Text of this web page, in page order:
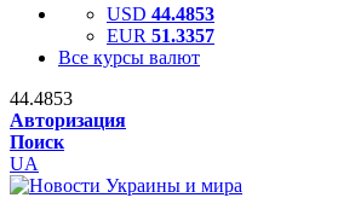
USD 44.4853
EUR 51.3357
Все курсы валют
44.4853
Авторизация
Поиск
UA